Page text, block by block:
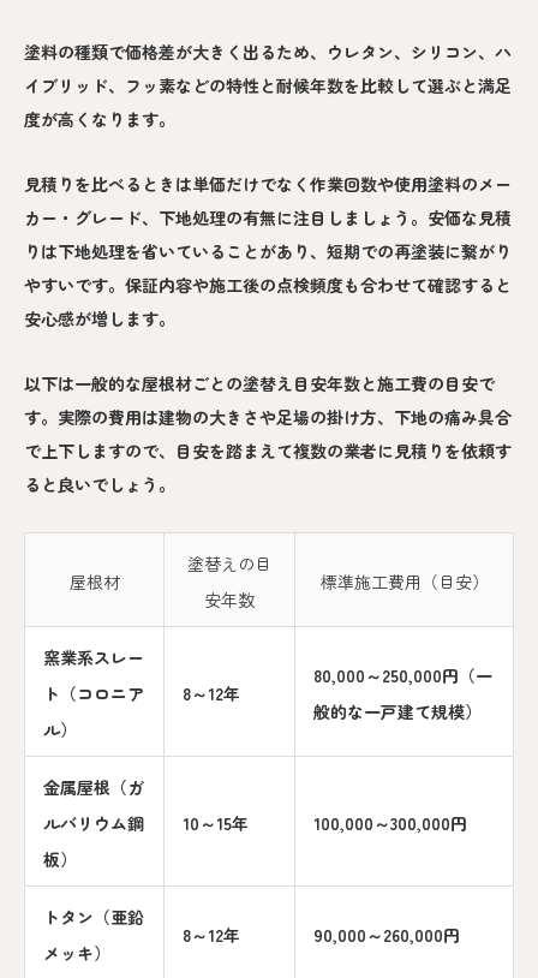
塗料の種類で価格差が大きく出るため、ウレタン、シリコン、ハ
イブリッド、フッ素などの特性と耐候年数を比較して選ぶと満足
度が高くなります。
見積りを比べるときは単価だけでなく作業回数や使用塗料のメー
カー・グレード、下地処理の有無に注目しましょう。安価な見積
りは下地処理を省いていることがあり、短期での再塗装に繋がり
やすいです。保証内容や施工後の点検頻度も合わせて確認すると
安心感が増します。
以下は一般的な屋根材ごとの塗替え目安年数と施工費の目安で
す。実際の費用は建物の大きさや足場の掛け方、下地の痛み具合
で上下しますので、目安を踏まえて複数の業者に見積りを依頼す
ると良いでしょう。
屋根材
塗替えの目
安年数
標準施工費用（目安）
窯業系スレー
ト（コロニア
ル）
8～12年
80,000～250,000円（一
般的な一戸建て規模）
金属屋根（ガ
ルバリウム鋼
板）
10～15年 100,000～300,000円
トタン（亜鉛
メッキ）
8～12年 90,000～260,000円